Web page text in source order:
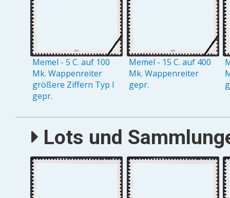
Memel - 5 C. auf 100
Mk. Wappenreiter
größere Ziffern Typ I
gepr.
Memel - 15 C. auf 400
Mk. Wappenreiter
gepr.
Lots und